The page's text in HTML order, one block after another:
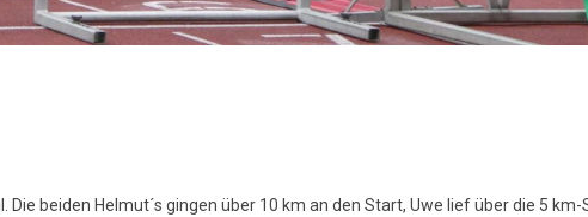
beiden Helmut´s gingen über 10 km an den Start, Uwe lief über die 5 km-